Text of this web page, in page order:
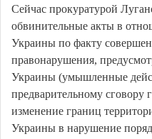
Сейчас прокуратурой
обвинительные акты в
Украины по факту
правонарушения,
Украины (умышленные
предварительному
изменение границ
Украины в нарушение